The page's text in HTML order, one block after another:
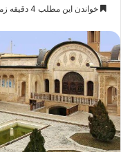
خواندن این مطلب 4 دقیقه زمان میبرد